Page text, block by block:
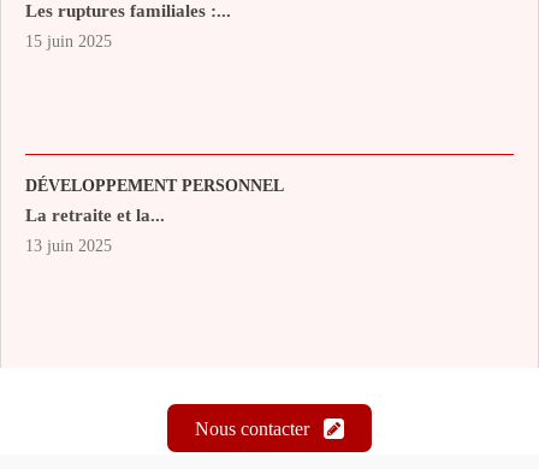
Les ruptures familiales :...
15 juin 2025
DÉVELOPPEMENT PERSONNEL
La retraite et la...
13 juin 2025
Nous contacter